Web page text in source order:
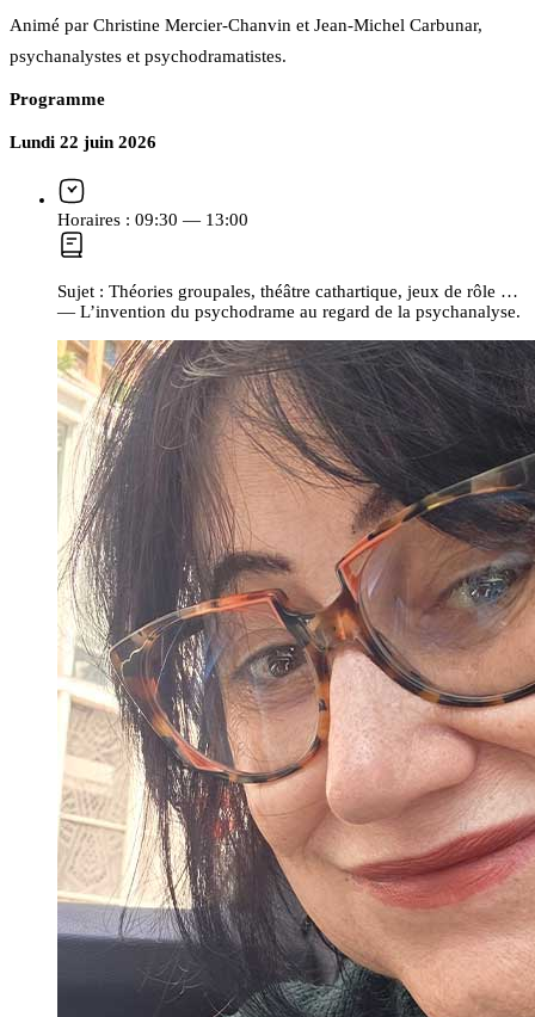
Animé par Christine Mercier-Chanvin et Jean-Michel Carbunar,
psychanalystes et psychodramatistes.
Programme
Lundi 22 juin 2026
Horaires : 09:30 — 13:00
Sujet : Théories groupales, théâtre cathartique, jeux de rôle …
— L’invention du psychodrame au regard de la psychanalyse.